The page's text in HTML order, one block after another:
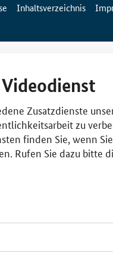
Inhaltsverzeichnis
Zusatzdienste
zu
finden Sie, wenn
Rufen Sie dazu bitte